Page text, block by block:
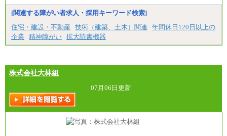
[関連する障がい者求人・採用キーワード検索]
住宅・建設・不動産
技術（建築、土木）関連
年間休日120日以上の
企業
精神障がい 拡大読書機器
株式会社大林組
07月06日更新